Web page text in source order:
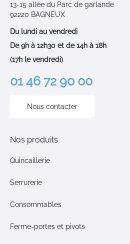
13-15 allée du Parc de garlande
92220 BAGNEUX
Du lundi au vendredi
De 9h à 12h30 et de 14h à 18h
(17h le vendredi)
01 46 72 90 00
Nous contacter
Nos produits
Quincaillerie
Serrurerie
Consommables
Ferme-portes et pivots